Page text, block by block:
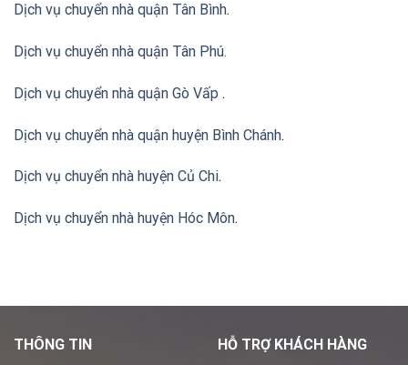
Dịch vụ chuyển nhà quận Tân Bình.
Dịch vụ chuyển nhà quận Tân Phú.
Dịch vụ chuyển nhà quận Gò Vấp .
Dịch vụ chuyển nhà quận huyện Bình Chánh.
Dịch vụ chuyển nhà huyện Củ Chi.
Dịch vụ chuyển nhà huyện Hóc Môn.
THÔNG TIN
HỖ TRỢ KHÁCH HÀNG